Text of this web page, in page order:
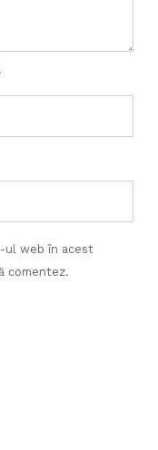
ul web în acest
comentez.